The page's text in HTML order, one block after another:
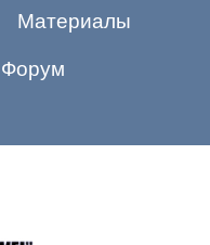
Материалы
Форум